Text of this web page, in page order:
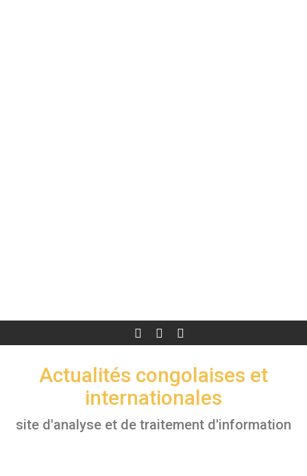
Actualités congolaises et
internationales
site d'analyse et de traitement d'information